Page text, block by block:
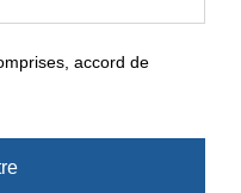
accord de